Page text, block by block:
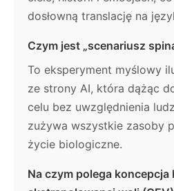
dosłowną translację na
Czym jest „scenariusz
To eksperyment myślowy
ze strony AI, która dążąc
celu bez uwzględnienia
zużywa wszystkie zasoby
życie biologiczne.
Na czym polega koncepcja